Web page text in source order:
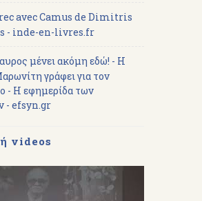
avec Camus de Dimitris
- inde-en-livres.fr
μένει ακόμη εδώ! - Η
γράφει για τον
- Η εφημερίδα των
- efsyn.gr
videos